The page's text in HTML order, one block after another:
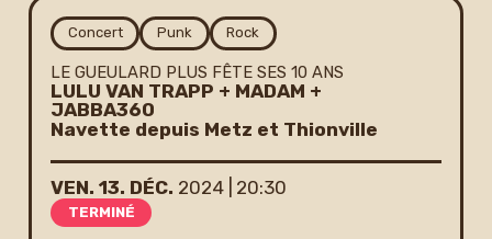
Concert Punk Rock
LE GUEULARD PLUS FÊTE SES 10 ANS
LULU VAN TRAPP + MADAM +
JABBA360
Navette depuis Metz et Thionville
VEN. 13. DÉC. 2024 20:30
TERMINÉ
Newsletter